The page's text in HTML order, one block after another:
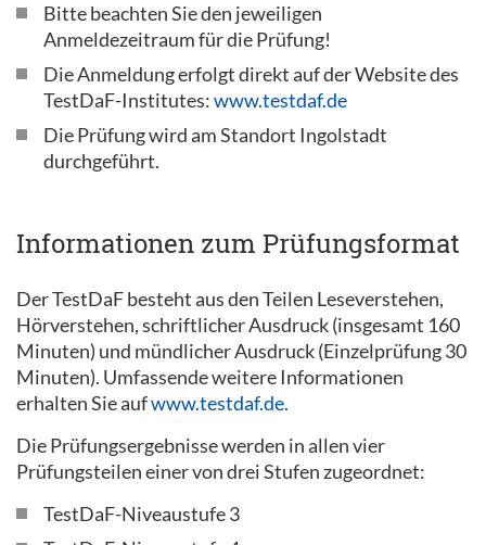
Bitte beachten Sie den jeweiligen
Anmeldezeitraum für die Prüfung!
Die Anmeldung erfolgt direkt auf der Website des
TestDaF-Institutes:www.testdaf.de
Die Prüfung wird am Standort Ingolstadt
durchgeführt.
Informationen zum Prüfungsformat
Der TestDaF besteht aus den Teilen Leseverstehen,
Hörverstehen, schriftlicher Ausdruck (insgesamt 160
Minuten) und mündlicher Ausdruck (Einzelprüfung 30
Minuten). Umfassende weitere Informationen
erhalten Sie aufwww.testdaf.de.
Die Prüfungsergebnisse werden in allen vier
Prüfungsteilen einer von drei Stufen zugeordnet:
TestDaF-Niveaustufe 3